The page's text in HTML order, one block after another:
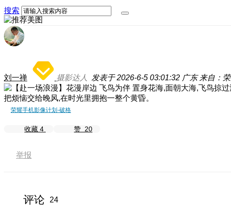
搜索
刘一禅 摄影达人 发表于 2026-6-5 03:01:32 广东 来自：
置身花海,面朝大海,飞鸟掠过
把烦恼交给晚风,在时光里拥抱一整个黄昏。
荣耀手机影像计划-破格
收藏 4 赞 20
举报
评论 24